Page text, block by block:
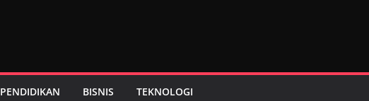
PENDIDIKAN BISNIS TEKNOLOGI